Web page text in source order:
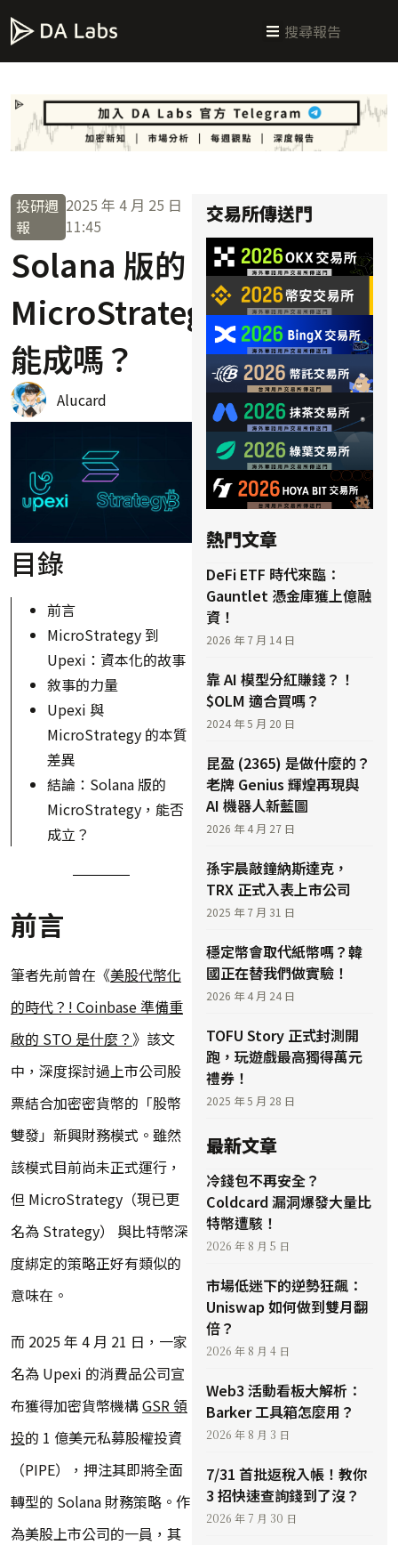
投研週
報
2025 年 4 月 25 日
11:45
Solana 版的
MicroStrategy，
能成嗎？
Alucard
目錄
前言
MicroStrategy 到
Upexi：資本化的故事
敘事的力量
Upexi 與
MicroStrategy 的本質
差異
結論：Solana 版的
MicroStrategy，能否
成立？
前言
筆者先前曾在《美股代幣化
的時代？! Coinbase 準備重
啟的 STO 是什麼？》該文
中，深度探討過上市公司股
票結合加密密貨幣的「股幣
雙發」新興財務模式。雖然
該模式目前尚未正式運行，
但 MicroStrategy（現已更
名為 Strategy） 與比特幣深
度綁定的策略正好有類似的
意味在。
而 2025 年 4 月 21 日，一家
名為 Upexi 的消費品公司宣
布獲得加密貨幣機構GSR 領
投的 1 億美元私募股權投資
（PIPE），押注其即將全面
轉型的 Solana 財務策略。作
為美股上市公司的一員，其
交易所傳送門
熱門文章
DeFi ETF 時代來臨：
Gauntlet 憑金庫獲上億融
資！
2026 年 7 月 14 日
靠 AI 模型分紅賺錢？！
$OLM 適合買嗎？
2024 年 5 月 20 日
昆盈 (2365) 是做什麼的？
老牌 Genius 輝煌再現與
AI 機器人新藍圖
2026 年 4 月 27 日
孫宇晨敲鐘納斯達克，
TRX 正式入表上市公司
2025 年 7 月 31 日
穩定幣會取代紙幣嗎？韓
國正在替我們做實驗！
2026 年 4 月 24 日
TOFU Story 正式封測開
跑，玩遊戲最高獨得萬元
禮券！
2025 年 5 月 28 日
最新文章
冷錢包不再安全？
Coldcard 漏洞爆發大量比
特幣遭駭！
2026 年 8 月 5 日
市場低迷下的逆勢狂飆：
Uniswap 如何做到雙月翻
倍？
2026 年 8 月 4 日
Web3 活動看板大解析：
Barker 工具箱怎麼用？
2026 年 8 月 3 日
7/31 首批返稅入帳！教你
3 招快速查詢錢到了沒？
2026 年 7 月 30 日